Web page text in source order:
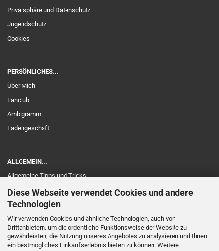
Diese Webseite verwendet Cookies und andere
Technologien
Wir verwenden Cookies und ähnliche Technologien, auch von
Drittanbietern, um die ordentliche Funktionsweise der Website zu
gewährleisten, die Nutzung unseres Angebotes zu analysieren und Ihnen
ein bestmögliches Einkaufserlebnis bieten zu können. Weitere
Privatsphäre und Datenschutz
Jugendschutz
Cookies
PERSÖNLICHES...
Über Mich
Fanclub
Ambigramm
Ladengeschäft
ALLGEMEIN...
Allgemeine Tipps und Tricks
Touch und Schaltung
Edelholz
Garantie
Hilfe und Support
Elektrogeräte-Rücknahme